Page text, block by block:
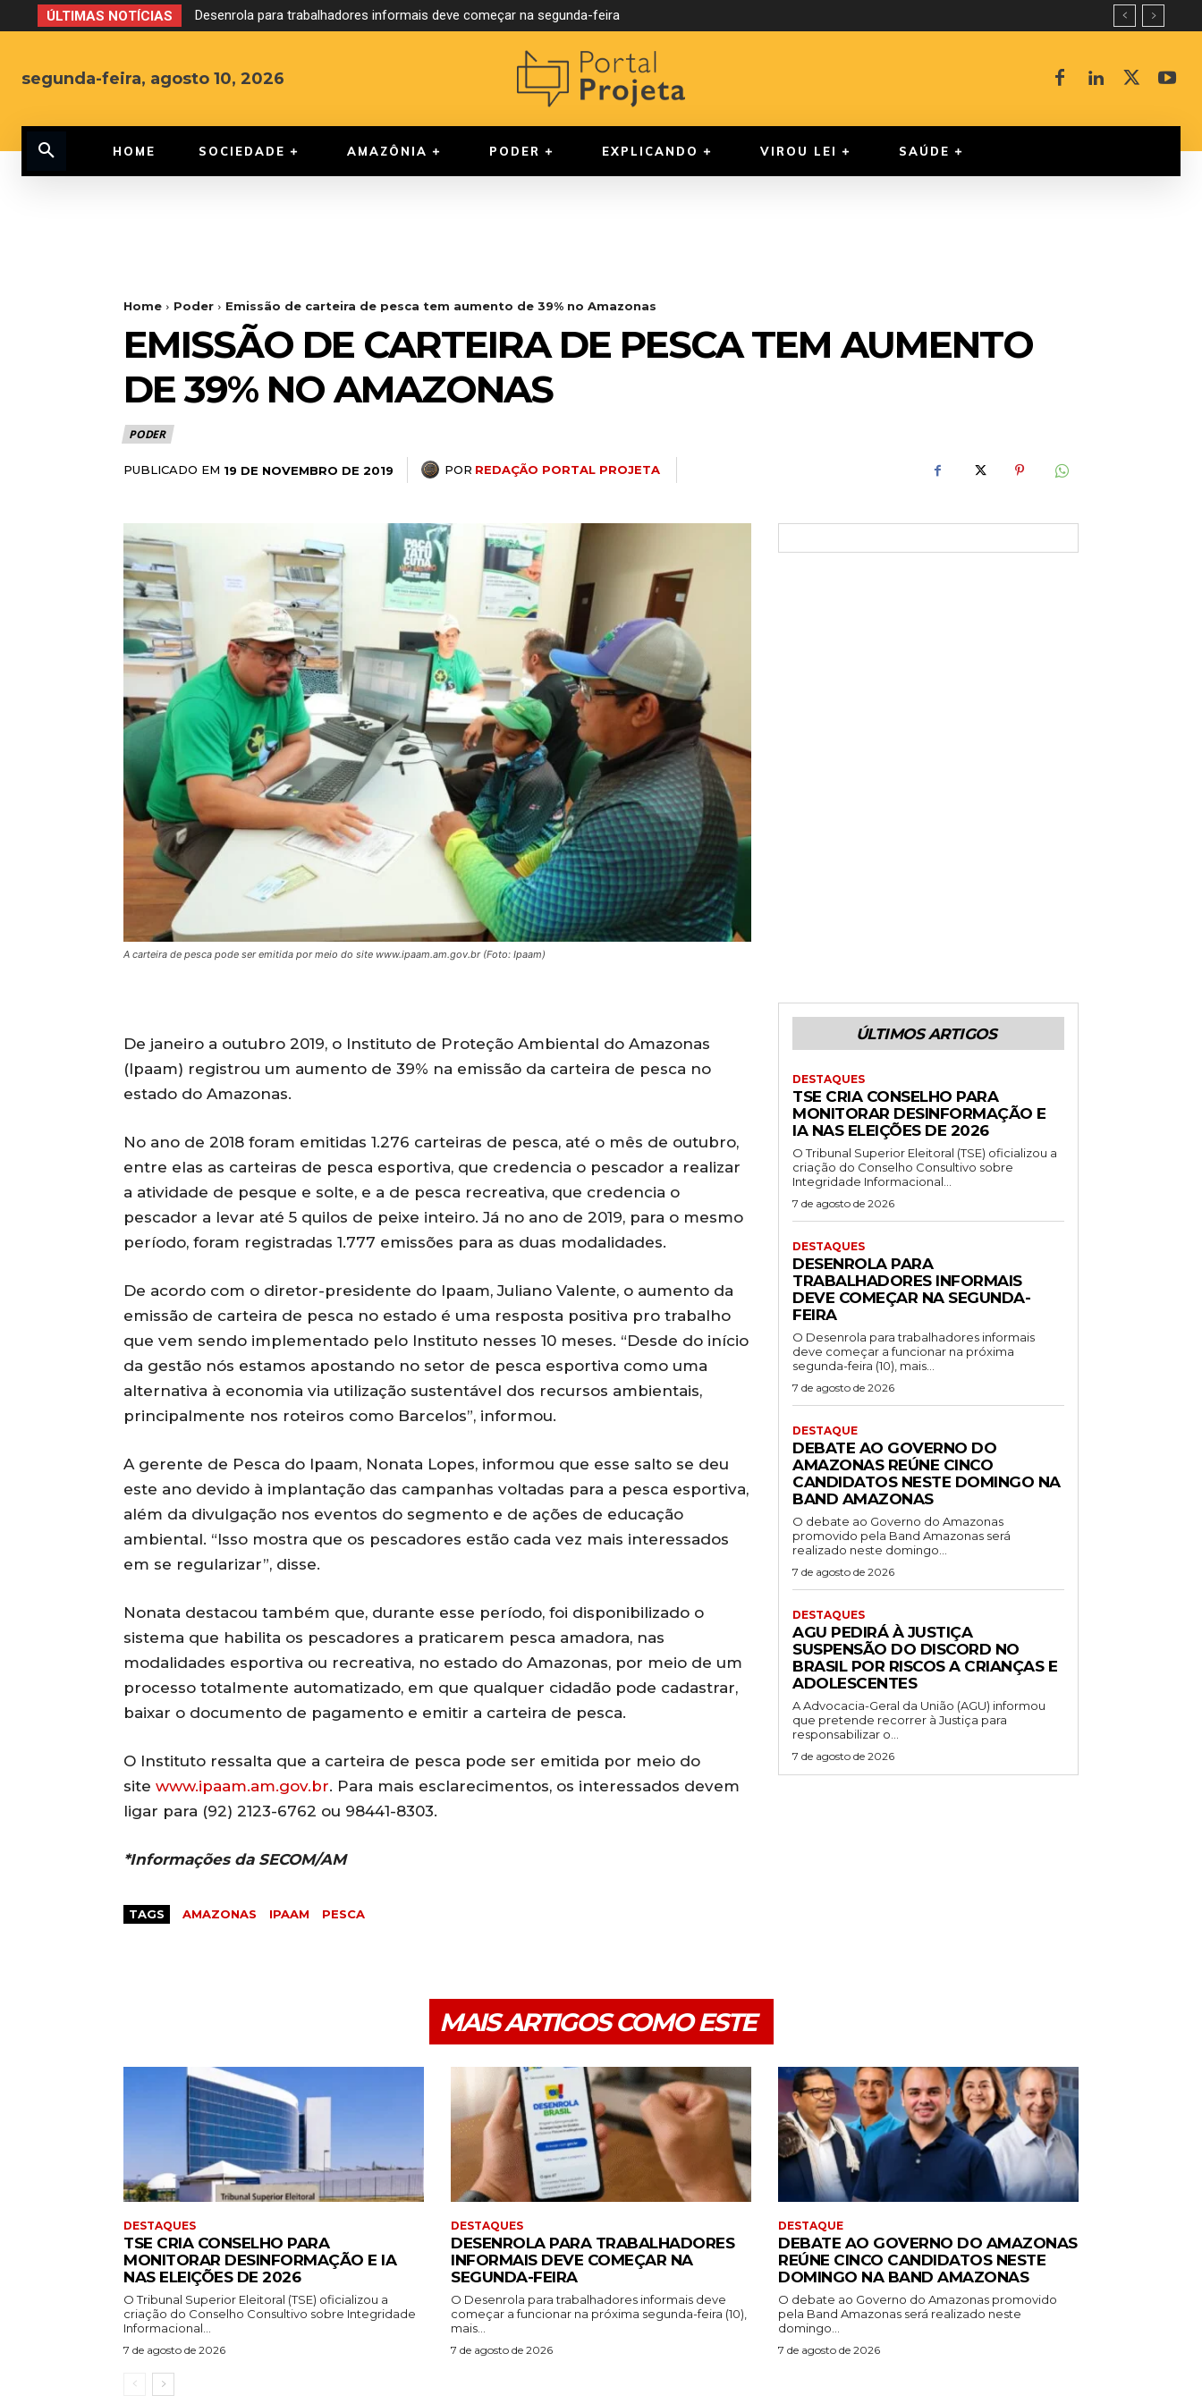
ÚLTIMAS NOTÍCIAS Desenrola para trabalhadores informais deve começar na segunda-feira
segunda-feira, agosto 10, 2026
HOME SOCIEDADE AMAZÔNIA PODER EXPLICANDO VIROU LEI SAÚDE
Home Poder Emissão de carteira de pesca tem aumento de 39% no Amazonas
EMISSÃO DE CARTEIRA DE PESCA TEM AUMENTO
DE 39% NO AMAZONAS
PODER
PUBLICADO EM 19 DE NOVEMBRO DE 2019 POR REDAÇÃO PORTAL PROJETA
A carteira de pesca pode ser emitida por meio do site www.ipaam.am.gov.br (Foto: Ipaam)
De janeiro a outubro 2019, o Instituto de Proteção Ambiental do Amazonas
(Ipaam) registrou um aumento de 39% na emissão da carteira de pesca no
estado do Amazonas.
No ano de 2018 foram emitidas 1.276 carteiras de pesca, até o mês de outubro,
entre elas as carteiras de pesca esportiva, que credencia o pescador a realizar
a atividade de pesque e solte, e a de pesca recreativa, que credencia o
pescador a levar até 5 quilos de peixe inteiro. Já no ano de 2019, para o mesmo
período, foram registradas 1.777 emissões para as duas modalidades.
De acordo com o diretor-presidente do Ipaam, Juliano Valente, o aumento da
emissão de carteira de pesca no estado é uma resposta positiva pro trabalho
que vem sendo implementado pelo Instituto nesses 10 meses. “Desde do início
da gestão nós estamos apostando no setor de pesca esportiva como uma
alternativa à economia via utilização sustentável dos recursos ambientais,
principalmente nos roteiros como Barcelos”, informou.
A gerente de Pesca do Ipaam, Nonata Lopes, informou que esse salto se deu
este ano devido à implantação das campanhas voltadas para a pesca esportiva,
além da divulgação nos eventos do segmento e de ações de educação
ambiental. “Isso mostra que os pescadores estão cada vez mais interessados
em se regularizar”, disse.
Nonata destacou também que, durante esse período, foi disponibilizado o
sistema que habilita os pescadores a praticarem pesca amadora, nas
modalidades esportiva ou recreativa, no estado do Amazonas, por meio de um
processo totalmente automatizado, em que qualquer cidadão pode cadastrar,
baixar o documento de pagamento e emitir a carteira de pesca.
O Instituto ressalta que a carteira de pesca pode ser emitida por meio do
site www.ipaam.am.gov.br. Para mais esclarecimentos, os interessados devem
ligar para (92) 2123-6762 ou 98441-8303.
*Informações da SECOM/AM
TAGS AMAZONAS IPAAM PESCA
ÚLTIMOS ARTIGOS
DESTAQUES
TSE CRIA CONSELHO PARA
MONITORAR DESINFORMAÇÃO E
IA NAS ELEIÇÕES DE 2026
O Tribunal Superior Eleitoral (TSE) oficializou a
criação do Conselho Consultivo sobre
Integridade Informacional...
7 de agosto de 2026
DESTAQUES
DESENROLA PARA
TRABALHADORES INFORMAIS
DEVE COMEÇAR NA SEGUNDA-
FEIRA
O Desenrola para trabalhadores informais
deve começar a funcionar na próxima
segunda-feira (10), mais...
7 de agosto de 2026
DESTAQUE
DEBATE AO GOVERNO DO
AMAZONAS REÚNE CINCO
CANDIDATOS NESTE DOMINGO NA
BAND AMAZONAS
O debate ao Governo do Amazonas
promovido pela Band Amazonas será
realizado neste domingo...
7 de agosto de 2026
DESTAQUES
AGU PEDIRÁ À JUSTIÇA
SUSPENSÃO DO DISCORD NO
BRASIL POR RISCOS A CRIANÇAS E
ADOLESCENTES
A Advocacia-Geral da União (AGU) informou
que pretende recorrer à Justiça para
responsabilizar o...
7 de agosto de 2026
MAIS ARTIGOS COMO ESTE
DESTAQUES
TSE CRIA CONSELHO PARA
MONITORAR DESINFORMAÇÃO E IA
NAS ELEIÇÕES DE 2026
O Tribunal Superior Eleitoral (TSE) oficializou a
criação do Conselho Consultivo sobre Integridade
Informacional...
7 de agosto de 2026
DESTAQUES
DESENROLA PARA TRABALHADORES
INFORMAIS DEVE COMEÇAR NA
SEGUNDA-FEIRA
O Desenrola para trabalhadores informais deve
começar a funcionar na próxima segunda-feira (10),
mais...
7 de agosto de 2026
DESTAQUE
DEBATE AO GOVERNO DO AMAZONAS
REÚNE CINCO CANDIDATOS NESTE
DOMINGO NA BAND AMAZONAS
O debate ao Governo do Amazonas promovido
pela Band Amazonas será realizado neste
domingo...
7 de agosto de 2026